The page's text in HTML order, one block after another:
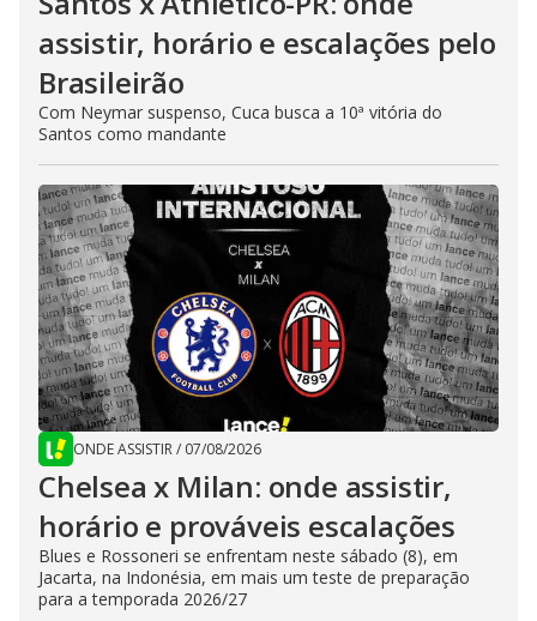
assistir, horário e escalações pelo
Brasileirão
Com Neymar suspenso, Cuca busca a 10ª vitória do
Santos como mandante
ONDE ASSISTIR/ 07/08/2026
Chelsea x Milan: onde assistir,
horário e prováveis escalações
Blues e Rossoneri se enfrentam neste sábado (8), em
Jacarta, na Indonésia, em mais um teste de preparação
para a temporada 2026/27